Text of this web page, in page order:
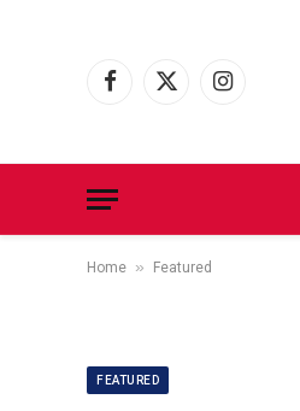
Facebook
X
Instagram
Home » Featured
FEATURED